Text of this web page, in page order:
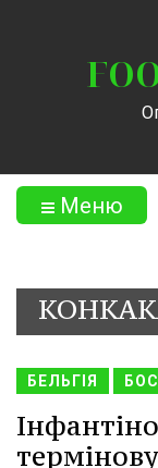
Меню
БЕЛЬГІЯ